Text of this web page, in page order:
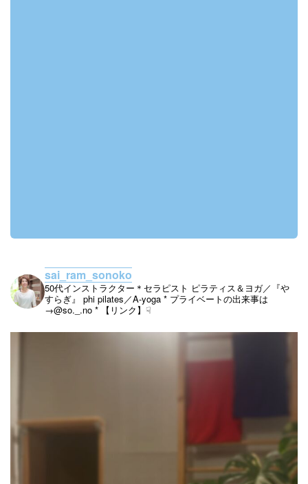
sai_ram_sonoko
50代インストラクター＊セラピスト ピラティス＆ヨガ／『や
すらぎ』
phi pilates／A-yoga * プライベートの出来事は
→@so._.no * 【リンク】☟